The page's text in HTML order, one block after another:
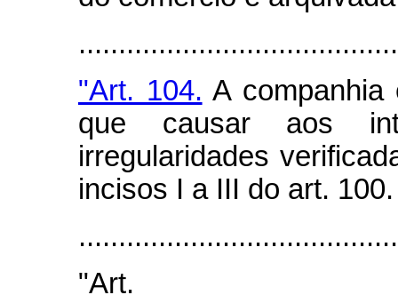
"Art. 104. A companhia
que causar aos
irregularidades
incisos I a III do art. 100.
"Art.